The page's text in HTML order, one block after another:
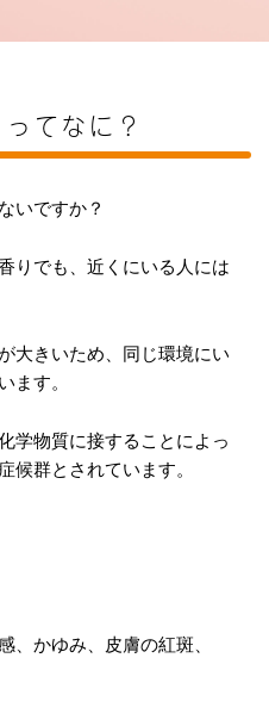
てなに？
いですか？
りでも、近くにいる人には
大きいため、同じ環境にい
ます。
学物質に接することによっ
候群とされています。
、かゆみ、皮膚の紅斑、